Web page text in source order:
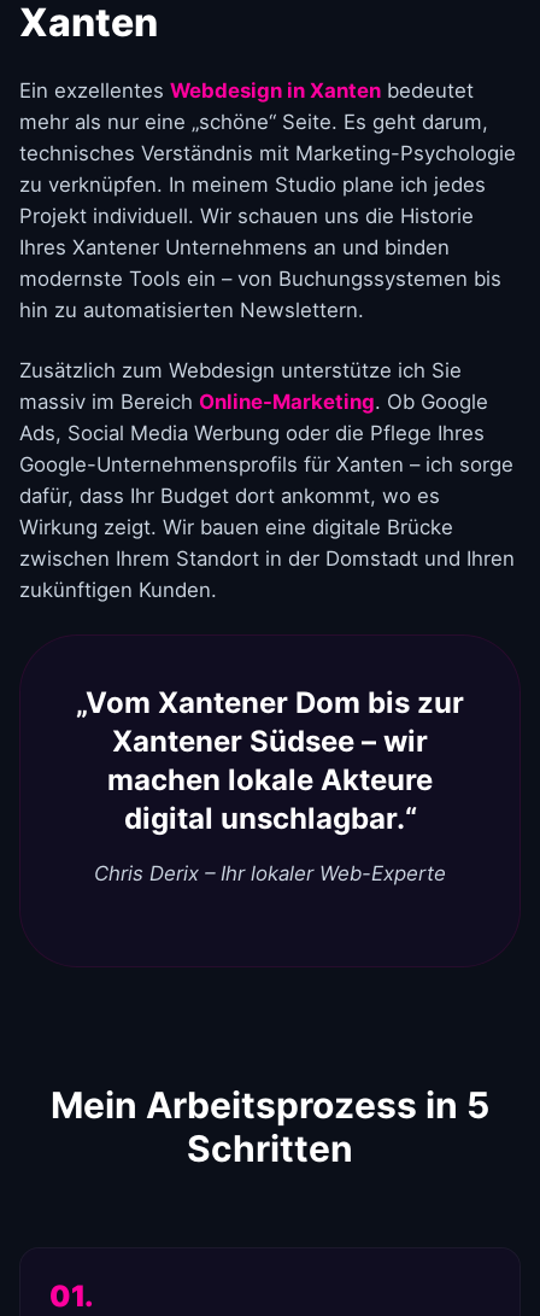
Xanten
Ein exzellentes Webdesign in Xanten bedeutet
mehr als nur eine „schöne“ Seite. Es geht darum,
technisches Verständnis mit Marketing-Psychologie
zu verknüpfen. In meinem Studio plane ich jedes
Projekt individuell. Wir schauen uns die Historie
Ihres Xantener Unternehmens an und binden
modernste Tools ein – von Buchungssystemen bis
hin zu automatisierten Newslettern.
Zusätzlich zum Webdesign unterstütze ich Sie
massiv im Bereich Online-Marketing. Ob Google
Ads, Social Media Werbung oder die Pflege Ihres
Google-Unternehmensprofils für Xanten – ich sorge
dafür, dass Ihr Budget dort ankommt, wo es
Wirkung zeigt. Wir bauen eine digitale Brücke
zwischen Ihrem Standort in der Domstadt und Ihren
zukünftigen Kunden.
„Vom Xantener Dom bis zur
Xantener Südsee – wir
machen lokale Akteure
digital unschlagbar.“
Chris Derix – Ihr lokaler Web-Experte
Mein Arbeitsprozess in 5
Schritten
01.